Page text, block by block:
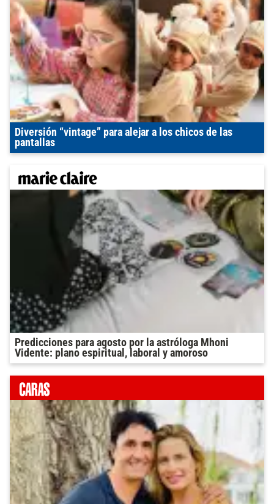
Diversión “vintage” para alejar a los chicos de las
pantallas
Predicciones para agosto por la astróloga Mhoni
Vidente: plano espiritual, laboral y amoroso